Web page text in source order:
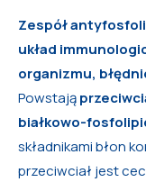
Zespół
układ
organizmu,
Powstają
białkowo-
składnikami błon
przeciwciał jest